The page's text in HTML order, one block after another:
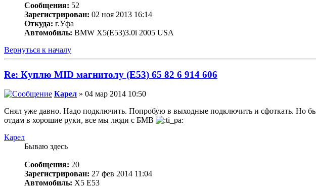
Сообщения: 52
Зарегистрирован: 02 ноя 2013 16:14
Откуда: г.Уфа
Автомобиль: BMW X5(E53)3.0i 2005 USA
Вернуться к началу
Re: Куплю MID магнитолу (E53) 65 82 6 914 606
Карел » 04 мар 2014 10:50
Снял уже давно. Надо подключить. Попробую в выходные подключить и сфоткать. Но
отдам в хорошие руки, все мы люди с БМВ
Карел
Бываю здесь
Сообщения: 20
Зарегистрирован: 27 фев 2014 11:04
Автомобиль: Х5 Е53